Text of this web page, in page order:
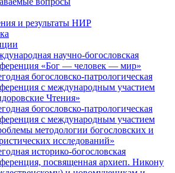
и результаты НИР
научно-богословская
«Бог — человек — мир»
богословско-патрологическая
с международным участием
Чтения»
богословско-патрологическая
с международным участием
методологии богословских и
исследований»
историко-богословская
посвященная архиеп. Никону